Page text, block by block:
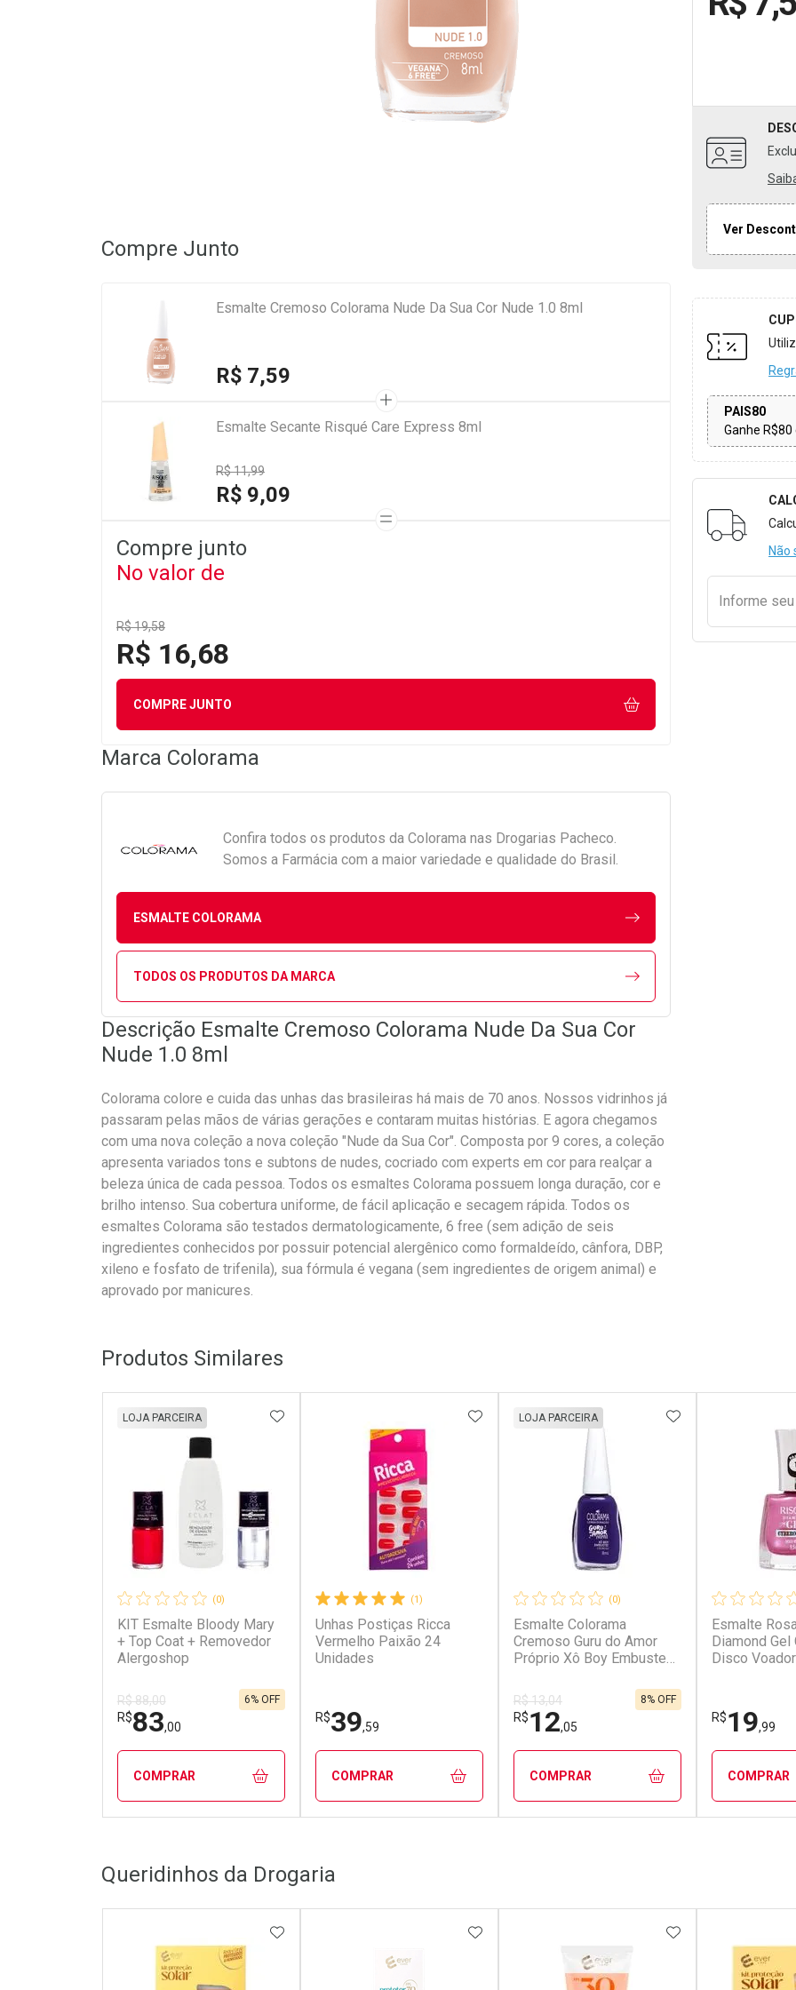
Ver
PAIS80
Ganhe
Não
Informe seu
Compre Junto
Esmalte Cremoso Colorama Nude Da Sua Cor Nude 1.0 8ml
R$ 7,59
Esmalte Secante Risqué Care Express 8ml
R$ 11,99
R$ 9,09
Compre junto
No valor de
R$ 19,58
R$ 16,68
COMPRE JUNTO
Marca Colorama
Confira todos os produtos da Colorama nas Drogarias Pacheco.
Somos a Farmácia com a maior variedade e qualidade do Brasil.
ESMALTE COLORAMA
TODOS OS PRODUTOS DA MARCA
Descrição Esmalte Cremoso Colorama Nude Da Sua Cor
Nude 1.0 8ml
Colorama colore e cuida das unhas das brasileiras há mais de 70 anos. Nossos vidrinhos já
passaram pelas mãos de várias gerações e contaram muitas histórias. E agora chegamos
com uma nova coleção a nova coleção "Nude da Sua Cor". Composta por 9 cores, a coleção
apresenta variados tons e subtons de nudes, cocriado com experts em cor para realçar a
beleza única de cada pessoa. Todos os esmaltes Colorama possuem longa duração, cor e
brilho intenso. Sua cobertura uniforme, de fácil aplicação e secagem rápida. Todos os
esmaltes Colorama são testados dermatologicamente, 6 free (sem adição de seis
ingredientes conhecidos por possuir potencial alergênico como formaldeído, cânfora, DBP,
xileno e fosfato de trifenila), sua fórmula é vegana (sem ingredientes de origem animal) e
aprovado por manicures.
Produtos Similares
(0)
KIT Esmalte Bloody Mary
+ Top Coat + Removedor
Alergoshop
LOJA PARCEIRA
R$ 88,00
R$83,00
6% OFF
ADICIONAR AOS FAVORITOS
COMPRAR
Laboratório
Por Menos
(1)
Unhas Postiças Ricca
Vermelho Paixão 24
Unidades
R$39,59
ADICIONAR AOS FAVORITOS
COMPRAR
Laboratório
Por Menos
(0)
Esmalte Colorama
Cremoso Guru do Amor
Próprio Xô Boy Embuste
LOJA PARCEIRA
R$ 13,04
R$12,05
8% OFF
ADICIONAR AOS
COMPRAR
Esmalte
Diamond
Disco
R$19,99
COMPRAR
Queridinhos da Drogaria
ADICIONAR AOS FAVORITOSADICIONAR AOS FAVORITOSADICIONAR AOS